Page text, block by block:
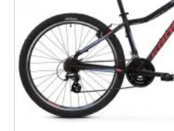
wariantów.
Opcje
można
wybrać
na
stronie